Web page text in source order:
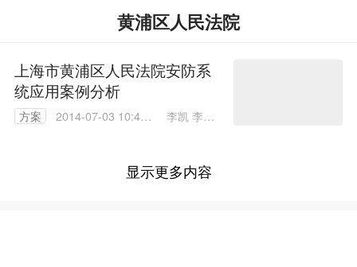
黄浦区人民法院
上海市黄浦区人民法院安防系
统应用案例分析
方案
2014-07-03 10:40:
李凯 李大
显示更多内容